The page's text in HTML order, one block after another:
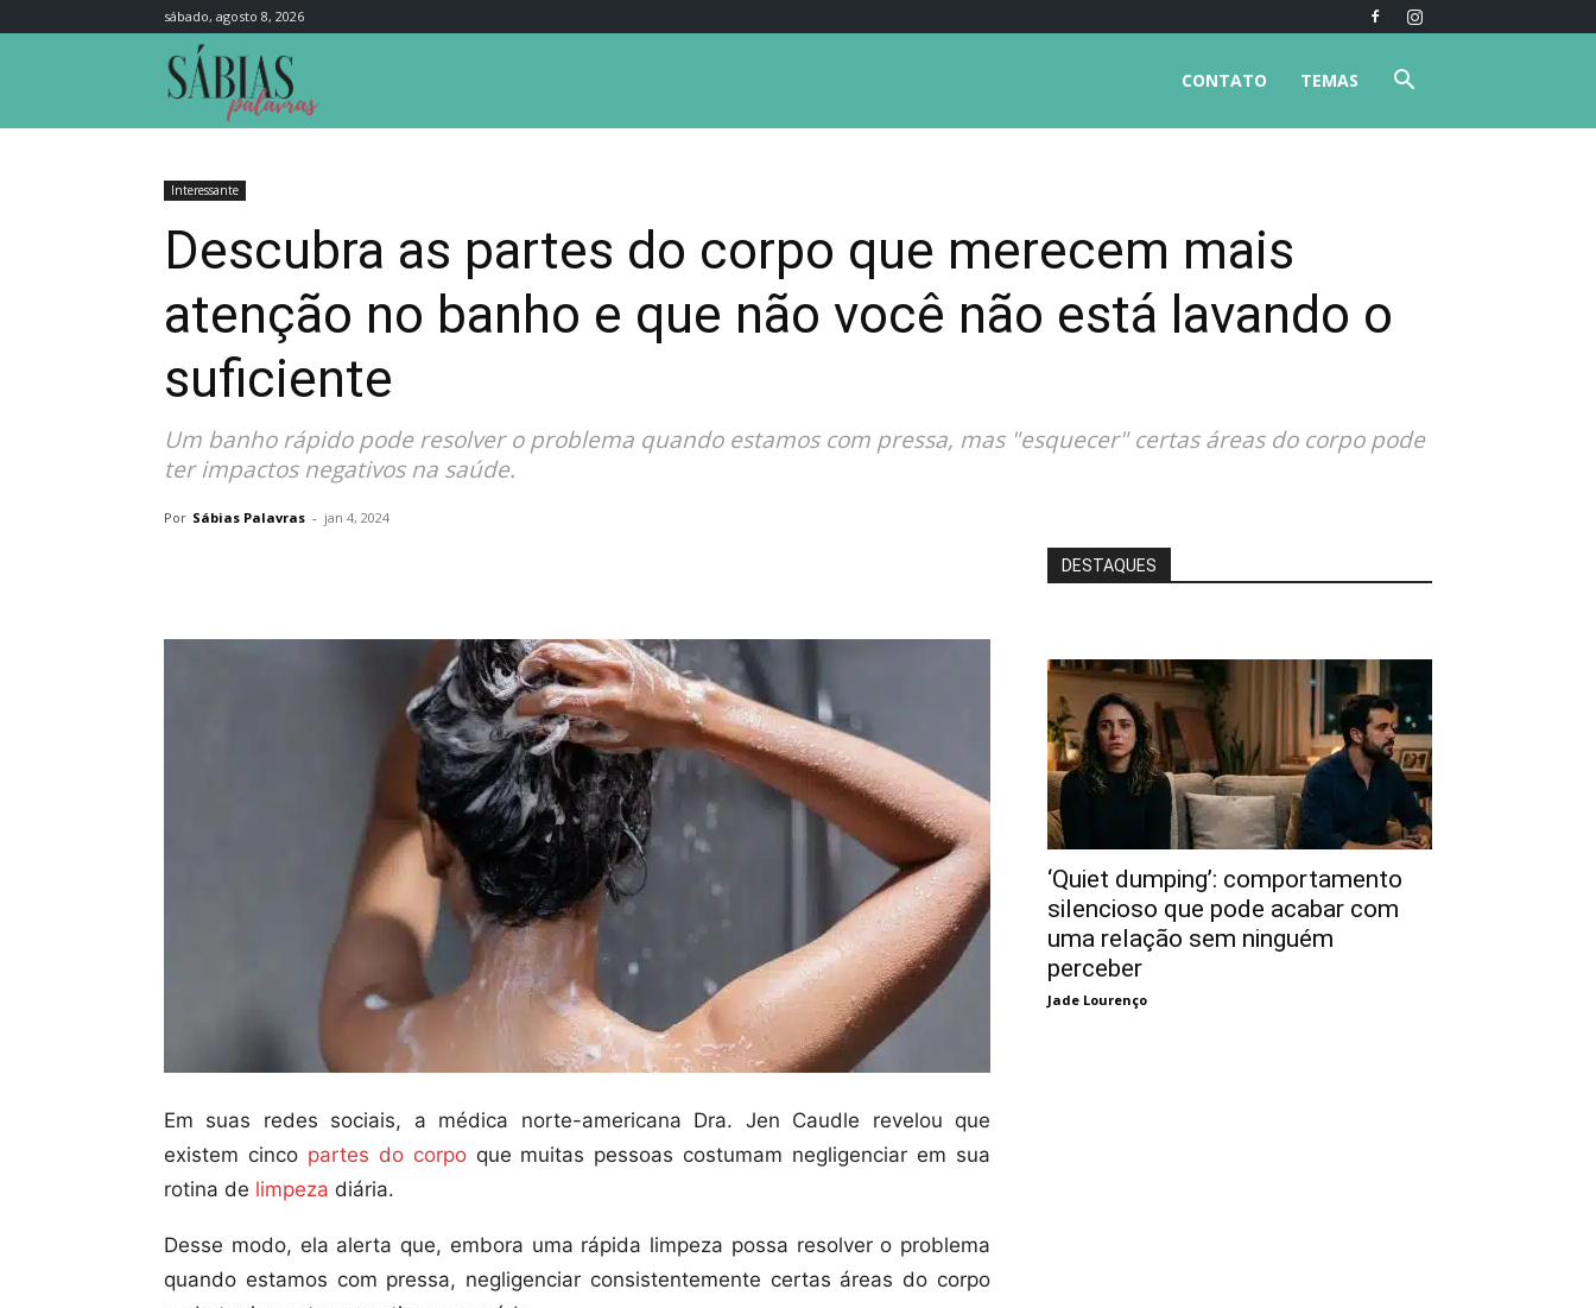
sábado, agosto 8, 2026
TEMAS
CONTATO
Interessante
Descubra as partes do corpo que merecem mais
atenção no banho e que não você não está lavando o
suficiente
Um banho rápido pode resolver o problema quando estamos com pressa, mas "esquecer" certas áreas do corpo pode
ter impactos negativos na saúde.
Por Sábias Palavras - jan 4, 2024
Em suas redes sociais, a médica norte-americana Dra. Jen Caudle revelou que
existem cinco partes do corpoque muitas pessoas costumam negligenciar em sua
rotina de limpeza diária.
Desse modo, ela alerta que, embora uma rápida limpeza possa resolver o problema
quando estamos com pressa, negligenciar consistentemente certas áreas do corpo
DESTAQUES
‘Quiet dumping’: comportamento
silencioso que pode acabar com
uma relação sem ninguém
perceber
Jade Lourenço